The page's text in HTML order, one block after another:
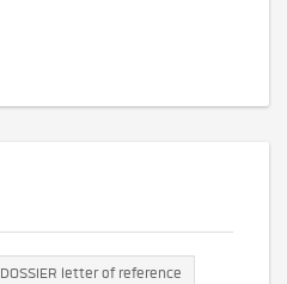
DOSSIER letter of reference